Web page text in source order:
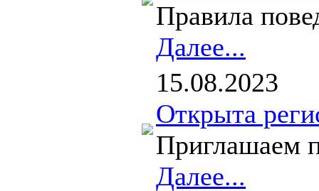
Правила
Далее...
15.08.2023
Открыта
Приглашаем
Далее...